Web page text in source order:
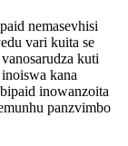
nemasevhisi
vari kuita se
kuti
kana
inowanzoita
panzvimbo